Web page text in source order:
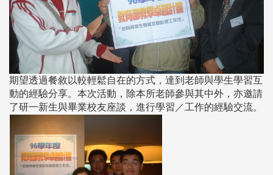
期望透過餐敘以較輕鬆自在的方式，達到老師與學生學習互
動的經驗分享。本次活動，除本所老師參與其中外，亦邀請
了研一新生與畢業校友座談，進行學習／工作的經驗交流。